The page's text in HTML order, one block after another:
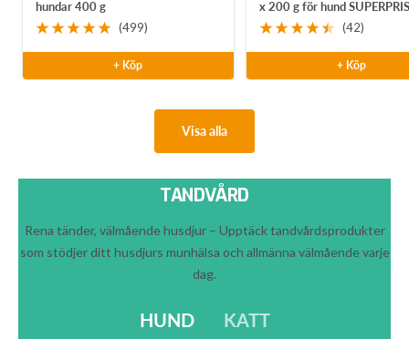
hundar 400 g
(499)
+ Köp
x 200 g för hund SUPERPRIS
(42)
+ Köp
Visa alla
TANDVÅRD
Rena tänder, välmående husdjur – Upptäck tandvårdsprodukter
som stödjer ditt husdjurs munhälsa och allmänna välmående varje
dag.
HUND KATT